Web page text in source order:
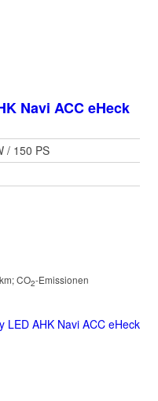
Navi ACC eHeck
/ 150 PS
;CO2-Emissionen